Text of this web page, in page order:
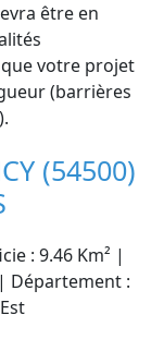
être en
votre projet
(barrières
(54500)
: 9.46 Km² |
Département :